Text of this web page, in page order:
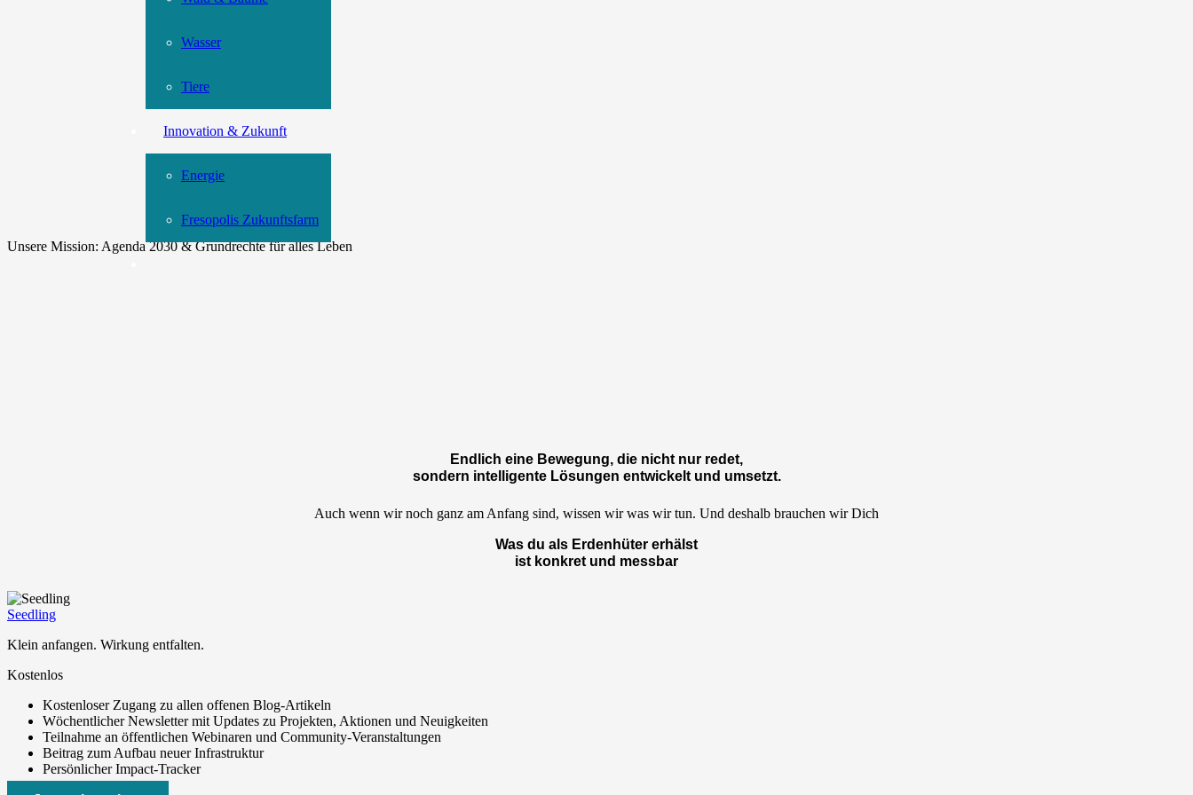
Wasser
Tiere
Innovation & Zukunft
Energie
Fresopolis Zukunftsfarm
Unsere Mission: Agenda 2030 & Grundrechte für alles Leben
Endlich eine Bewegung, die nicht nur redet,
sondern intelligente Lösungen entwickelt und umsetzt.
Auch wenn wir noch ganz am Anfang sind, wissen wir was wir tun. Und deshalb brauchen wir Dich
Was du als Erdenhüter erhälst
ist konkret und messbar
Seedling
Klein anfangen. Wirkung entfalten.
Kostenlos
Kostenloser Zugang zu allen offenen Blog-Artikeln
Wöchentlicher Newsletter mit Updates zu Projekten, Aktionen und Neuigkeiten
Teilnahme an öffentlichen Webinaren und Community-Veranstaltungen
Beitrag zum Aufbau neuer Infrastruktur
Persönlicher Impact-Tracker